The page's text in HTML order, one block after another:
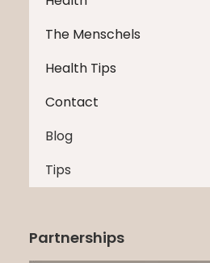
The Menschels
Health Tips
Contact
Blog
Tips
Partnerships